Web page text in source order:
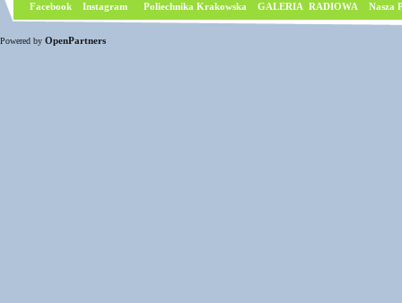
Facebook Instagram Poliechnika Krakowska GALERIA RADIOWA Nasza
Powered by OpenPartners